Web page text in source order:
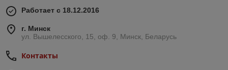
Работает с 18.12.2016
г. Минск
ул. Вышелесского, 15, оф. 9, Минск, Беларусь
Контакты